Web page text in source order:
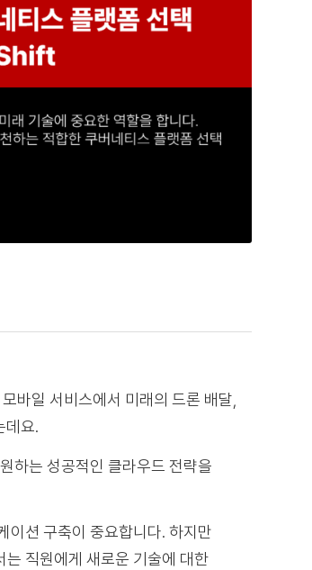
바일 서비스에서 미래의 드론 배달,
데요.
하는 성공적인 클라우드 전략을
이션 구축이 중요합니다. 하지만
직원에게 새로운 기술에 대한